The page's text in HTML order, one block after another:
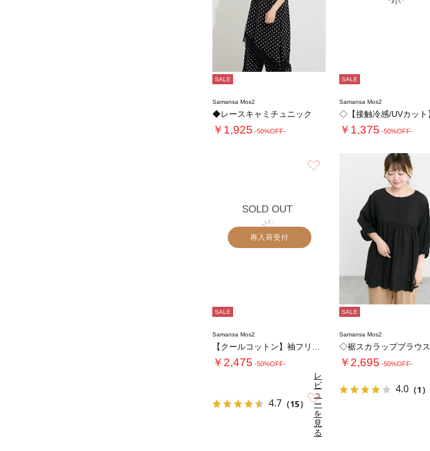
SALE
Samansa Mos2
◆レースキャミチュニック
￥1,925 -50%OFF-
SALE
Samansa Mos2
￥1,375 -50%OFF-
SOLD OUT
再入荷受付
SALE
Samansa Mos2
￥2,475 -50%OFF-
4.7 （15）
レ
ビ
ュ
ー
を
見
る
SALE
Samansa Mos2
◇裾スカラップブラウス
￥2,695 -50%OFF-
4.0 （1）
お気に入り